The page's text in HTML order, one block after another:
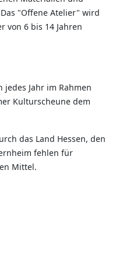
"Offene Atelier" wird
von 6 bis 14 Jahren
Jahr im Rahmen
Kulturscheune dem
das Land Hessen, den
fehlen für
Mittel.